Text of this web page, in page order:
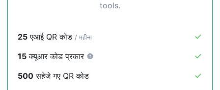
tools.
25 एआई QR कोड / महीना
15 क्यूआर कोड प्रकार
500 सहेजे गए QR कोड